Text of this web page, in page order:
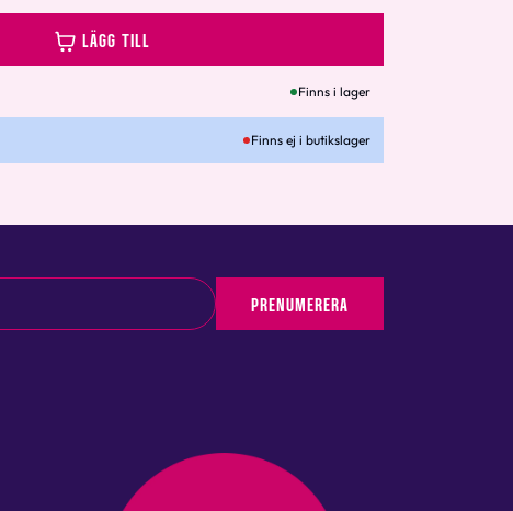
LÄGG TILL
Finns i lager
Finns ej i butikslager
PRENUMERERA